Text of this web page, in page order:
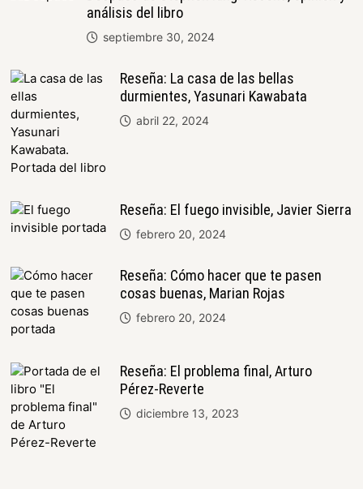
análisis del libro
septiembre 30, 2024
Reseña: La casa de las bellas
durmientes, Yasunari Kawabata
abril 22, 2024
Reseña: El fuego invisible, Javier Sierra
febrero 20, 2024
Reseña: Cómo hacer que te pasen
cosas buenas, Marian Rojas
febrero 20, 2024
Reseña: El problema final, Arturo
Pérez-Reverte
diciembre 13, 2023